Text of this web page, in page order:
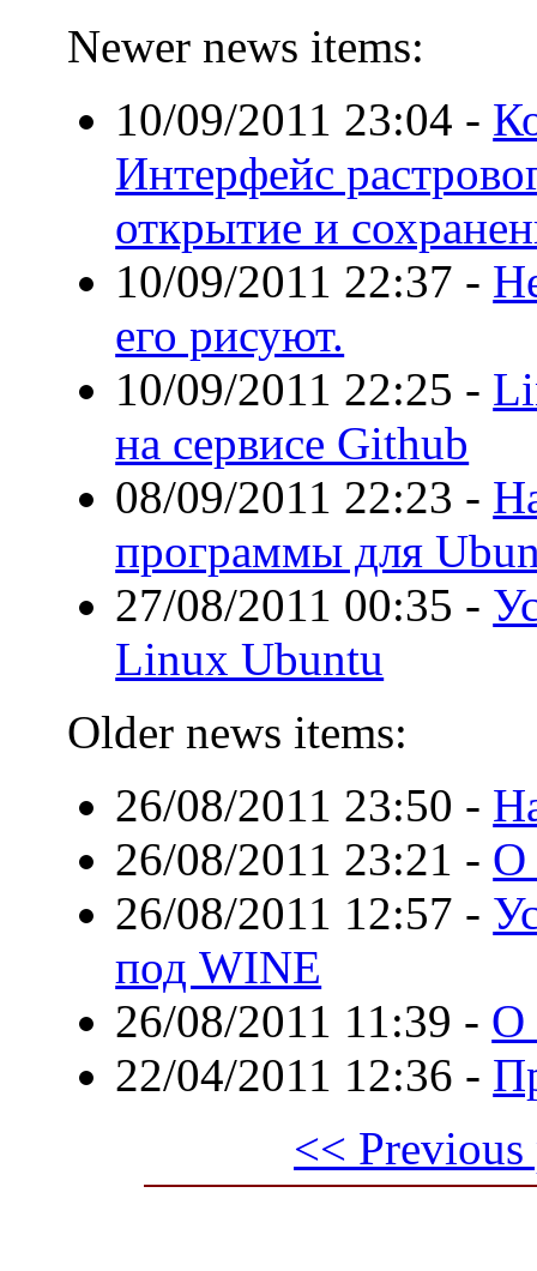
Newer news items:
10/09/2011 23:04 -
Интерфейс
открытие и
10/09/2011 22:37 -
его рисуют.
10/09/2011 22:25 -
на сервисе Github
08/09/2011 22:23 -
программы для
27/08/2011 00:35 -
Linux Ubuntu
Older news items:
26/08/2011 23:50 -
26/08/2011 23:21 - О
26/08/2011 12:57 -
под WINE
26/08/2011 11:39 - О
22/04/2011 12:36 -
<< Previous